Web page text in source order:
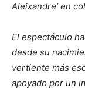
Aleixandre’ en
El espectáculo
desde su
vertiente más
apoyado por un